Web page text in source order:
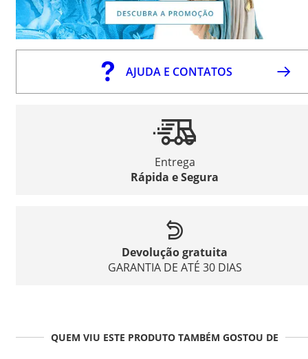
AJUDA E CONTATOS
Entrega
Rápida e Segura
Devolução gratuita
GARANTIA DE ATÉ 30 DIAS
QUEM VIU ESTE PRODUTO TAMBÉM GOSTOU DE